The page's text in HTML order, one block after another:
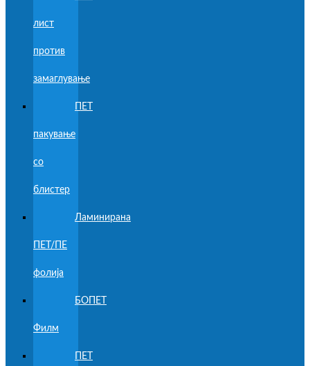
лист
против
замаглување
ПЕТ
пакување
со
блистер
Ламинирана
ПЕТ/ПЕ
фолија
БОПЕТ
Филм
ПЕТ